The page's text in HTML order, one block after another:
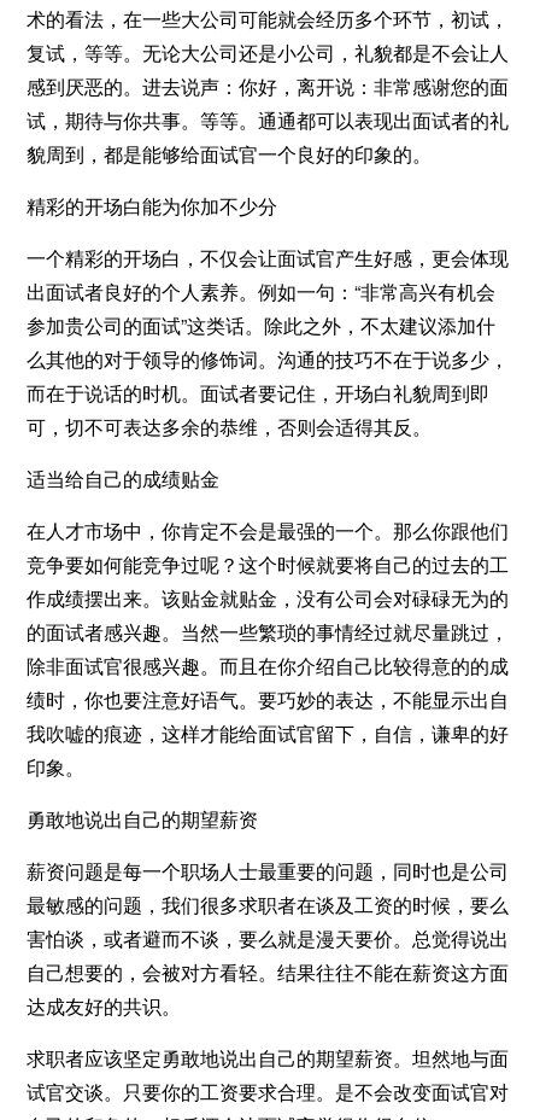
术的看法，在一些大公司可能就会经历多个环节，初试，
复试，等等。无论大公司还是小公司，礼貌都是不会让人
感到厌恶的。进去说声：你好，离开说：非常感谢您的面
试，期待与你共事。等等。通通都可以表现出面试者的礼
貌周到，都是能够给面试官一个良好的印象的。
精彩的开场白能为你加不少分
一个精彩的开场白，不仅会让面试官产生好感，更会体现
出面试者良好的个人素养。例如一句：“非常高兴有机会
参加贵公司的面试”这类话。除此之外，不太建议添加什
么其他的对于领导的修饰词。沟通的技巧不在于说多少，
而在于说话的时机。面试者要记住，开场白礼貌周到即
可，切不可表达多余的恭维，否则会适得其反。
适当给自己的成绩贴金
在人才市场中，你肯定不会是最强的一个。那么你跟他们
竞争要如何能竞争过呢？这个时候就要将自己的过去的工
作成绩摆出来。该贴金就贴金，没有公司会对碌碌无为的
的面试者感兴趣。当然一些繁琐的事情经过就尽量跳过，
除非面试官很感兴趣。而且在你介绍自己比较得意的的成
绩时，你也要注意好语气。要巧妙的表达，不能显示出自
我吹嘘的痕迹，这样才能给面试官留下，自信，谦卑的好
印象。
勇敢地说出自己的期望薪资
薪资问题是每一个职场人士最重要的问题，同时也是公司
最敏感的问题，我们很多求职者在谈及工资的时候，要么
害怕谈，或者避而不谈，要么就是漫天要价。总觉得说出
自己想要的，会被对方看轻。结果往往不能在薪资这方面
达成友好的共识。
求职者应该坚定勇敢地说出自己的期望薪资。坦然地与面
试官交谈。只要你的工资要求合理。是不会改变面试官对